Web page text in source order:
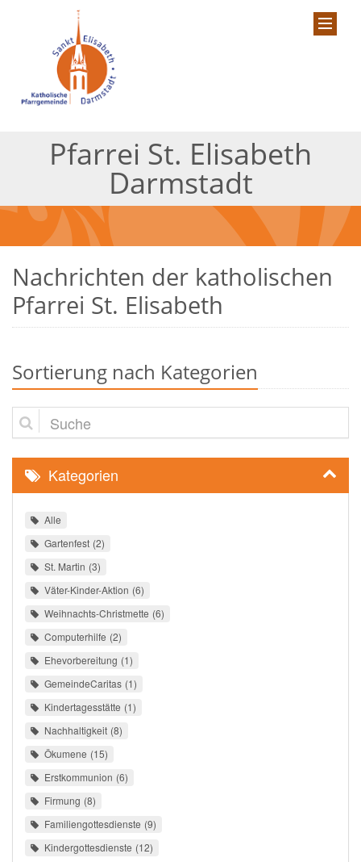
Pfarrei St. Elisabeth
Darmstadt
Nachrichten der katholischen
Pfarrei St. Elisabeth
Sortierung nach Kategorien
Suche
Kategorien
Alle
Gartenfest 2
St. Martin 3
Väter-Kinder-Aktion 6
Weihnachts-Christmette 6
Computerhilfe 2
Ehevorbereitung 1
GemeindeCaritas 1
Kindertagesstätte 1
Nachhaltigkeit 8
Ökumene 15
Erstkommunion 6
Firmung 8
Familiengottesdienste 9
Kindergottesdienste 12